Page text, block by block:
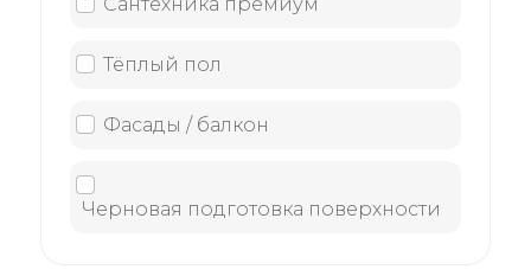
Тёплый пол
Фасады / балкон
Черновая подготовка поверхности